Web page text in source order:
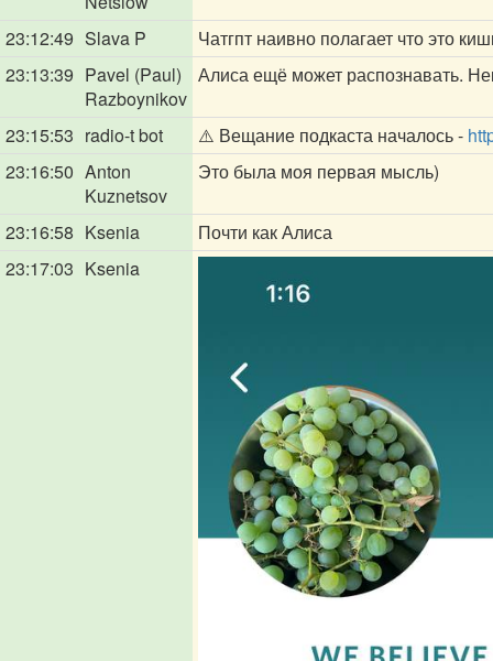
23:12:49 Slava P
Чатгпт наивно полагает что это
23:13:39 Pavel (Paul)
Razboynikov
Алиса ещё может распознавать.
23:15:53 radio-t bot ⚠️ Вещание подкаста началось -
23:16:50 Anton
Kuznetsov
Это была моя первая мысль)
23:16:58 Ksenia
Почти как Алиса
23:17:03 Ksenia